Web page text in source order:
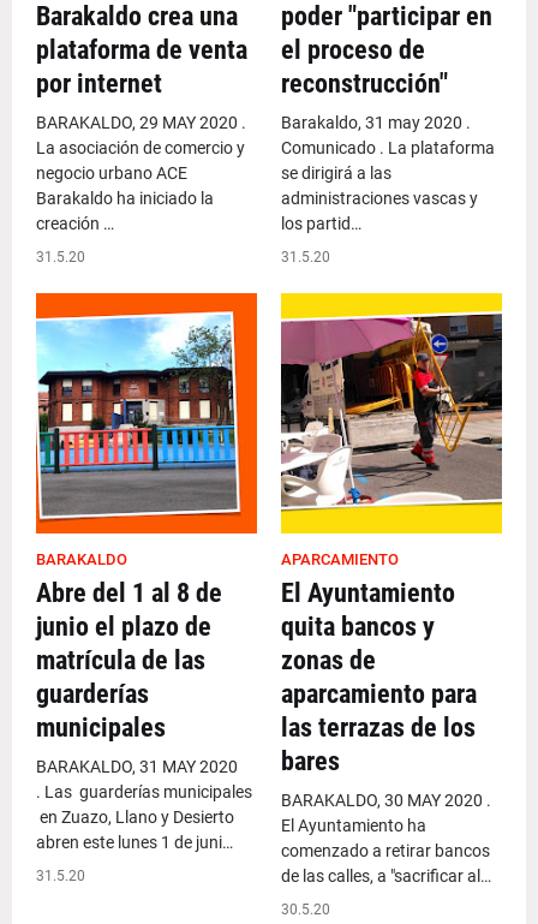
Barakaldo crea una
plataforma de venta
por internet
BARAKALDO, 29 MAY 2020 .
La asociación de comercio y
negocio urbano ACE
Barakaldo ha iniciado la
creación …
31.5.20
poder "participar en
el proceso de
reconstrucción"
Barakaldo, 31 may 2020 .
Comunicado . La plataforma
se dirigirá a las
administraciones vascas y
los partid…
31.5.20
BARAKALDO
Abre del 1 al 8 de
junio el plazo de
matrícula de las
guarderías
municipales
BARAKALDO, 31 MAY 2020
. Las guarderías municipales
en Zuazo, Llano y Desierto
abren este lunes 1 de juni…
31.5.20
APARCAMIENTO
El Ayuntamiento
quita bancos y
zonas de
aparcamiento para
las terrazas de los
bares
BARAKALDO, 30 MAY 2020 .
El Ayuntamiento ha
comenzado a retirar bancos
de las calles, a "sacrificar al…
30.5.20